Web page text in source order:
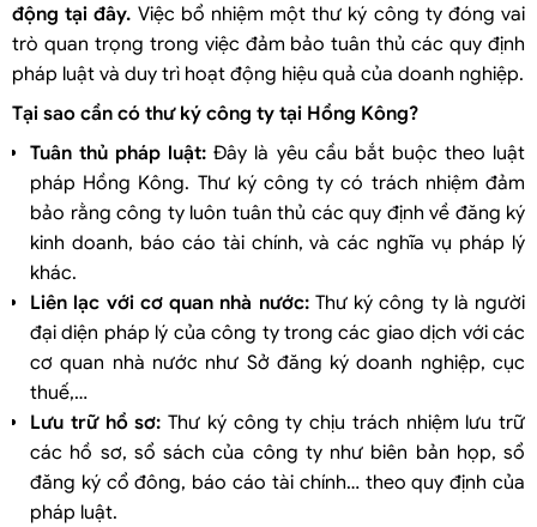
động tại đây. Việc bổ nhiệm một thư ký công ty đóng vai
trò quan trọng trong việc đảm bảo tuân thủ các quy định
pháp luật và duy trì hoạt động hiệu quả của doanh nghiệp.
Tại sao cần có thư ký công ty tại Hồng Kông?
Tuân thủ pháp luật: Đây là yêu cầu bắt buộc theo luật
pháp Hồng Kông. Thư ký công ty có trách nhiệm đảm
bảo rằng công ty luôn tuân thủ các quy định về đăng ký
kinh doanh, báo cáo tài chính, và các nghĩa vụ pháp lý
khác.
Liên lạc với cơ quan nhà nước:Thư ký công ty là người
đại diện pháp lý của công ty trong các giao dịch với các
cơ quan nhà nước như Sở đăng ký doanh nghiệp, cục
thuế,…
Lưu trữ hồ sơ: Thư ký công ty chịu trách nhiệm lưu trữ
các hồ sơ, sổ sách của công ty như biên bản họp, sổ
đăng ký cổ đông, báo cáo tài chính… theo quy định của
pháp luật.